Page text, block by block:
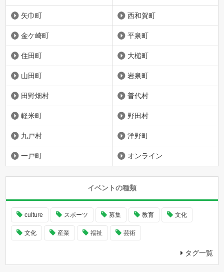
矢巾町 西和賀町
金ケ崎町 平泉町
住田町 大槌町
山田町 岩泉町
田野畑村 普代村
軽米町 野田村
九戸村 洋野町
一戸町 オンライン
イベントの種類
culture スポーツ 募集 教育 文化
文化 産業 福祉 芸術
タグ一覧